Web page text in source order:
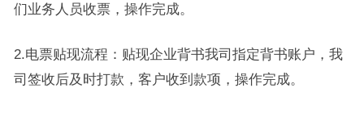
们业务人员收票，操作完成。
2.电票贴现流程：贴现企业背书我司指定背书账户，我
司签收后及时打款，客户收到款项，操作完成。